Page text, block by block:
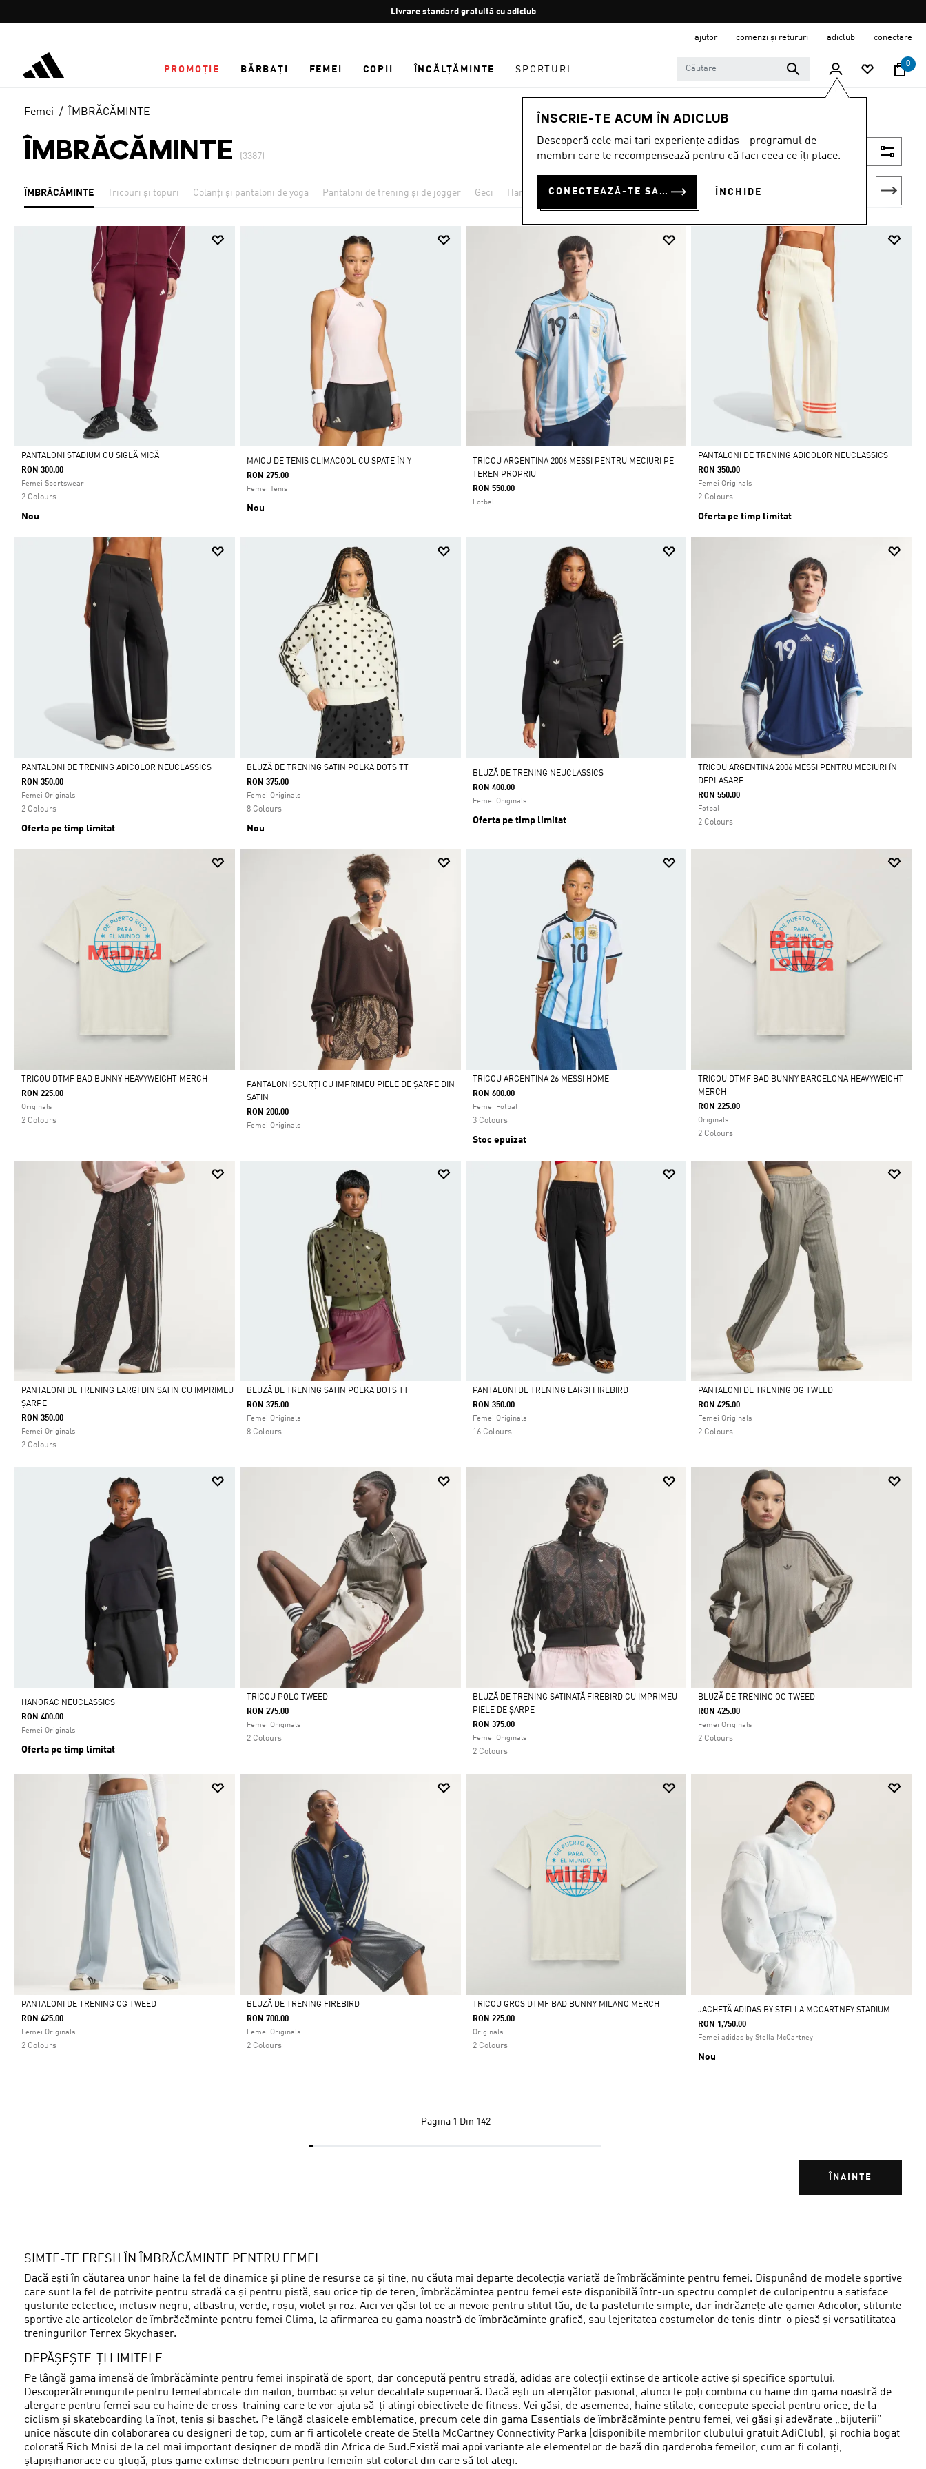
Oprește
rotația
Retur gratuit
ajutor comenzi și retururi adiclub conectare
PROMOȚIE BĂRBAȚI FEMEI COPII ÎNCĂLȚĂMINTE SPORTURI
0
ÎNSCRIE-TE ACUM ÎN ADICLUB
Descoperă cele mai tari experiențe adidas - programul de
membri care te recompensează pentru că faci ceea ce îți place.
CONECTEAZĂ-TE SAU ÎNSCRIE-TE ACUM ÎNCHIDE
Femei ÎMBRĂCĂMINTE
ÎMBRĂCĂMINTE (3387) Filtrează
ÎMBRĂCĂMINTE Tricouri și topuri Colanți și pantaloni de yoga Pantaloni de trening și de jogger Geci Hanorace Bluze sport Sutiene sport Pantaloni Treninguri Pantaloni
Da
PANTALONI STADIUM CU SIGLĂ MICĂ
RON 300.00
Femei Sportswear
2 Colours
Nou
MAIOU DE TENIS CLIMACOOL CU SPATE ÎN Y
RON 275.00
Femei Tenis
Nou
TRICOU ARGENTINA 2006 MESSI PENTRU MECIURI PE
TEREN PROPRIU
RON 550.00
Fotbal
Da
PANTALONI DE TRENING ADICOLOR NEUCLASSICS
RON 350.00
Femei Originals
2 Colours
Oferta pe timp limitat
Da
PANTALONI DE TRENING ADICOLOR NEUCLASSICS
RON 350.00
Femei Originals
2 Colours
Oferta pe timp limitat
Da
BLUZĂ DE TRENING SATIN POLKA DOTS TT
RON 375.00
Femei Originals
8 Colours
Nou
BLUZĂ DE TRENING NEUCLASSICS
RON 400.00
Femei Originals
Oferta pe timp limitat
Da
TRICOU ARGENTINA 2006 MESSI PENTRU MECIURI ÎN
DEPLASARE
RON 550.00
Fotbal
2 Colours
Da
TRICOU DTMF BAD BUNNY HEAVYWEIGHT MERCH
RON 225.00
Originals
2 Colours
PANTALONI SCURȚI CU IMPRIMEU PIELE DE ȘARPE DIN
SATIN
RON 200.00
Femei Originals
Da
TRICOU ARGENTINA 26 MESSI HOME
RON 600.00
Femei Fotbal
3 Colours
Stoc epuizat
Da
TRICOU DTMF BAD BUNNY BARCELONA HEAVYWEIGHT
MERCH
RON 225.00
Originals
2 Colours
Da
PANTALONI DE TRENING LARGI DIN SATIN CU IMPRIMEU
ȘARPE
RON 350.00
Femei Originals
2 Colours
Da
BLUZĂ DE TRENING SATIN POLKA DOTS TT
RON 375.00
Femei Originals
8 Colours
Da
PANTALONI DE TRENING LARGI FIREBIRD
RON 350.00
Femei Originals
16 Colours
Da
PANTALONI DE TRENING OG TWEED
RON 425.00
Femei Originals
2 Colours
HANORAC NEUCLASSICS
RON 400.00
Femei Originals
Oferta pe timp limitat
Da
TRICOU POLO TWEED
RON 275.00
Femei Originals
2 Colours
Da
BLUZĂ DE TRENING SATINATĂ FIREBIRD CU IMPRIMEU
PIELE DE ȘARPE
RON 375.00
Femei Originals
2 Colours
Da
BLUZĂ DE TRENING OG TWEED
RON 425.00
Femei Originals
2 Colours
Da
PANTALONI DE TRENING OG TWEED
RON 425.00
Femei Originals
2 Colours
Da
BLUZĂ DE TRENING FIREBIRD
RON 700.00
Femei Originals
2 Colours
Da
TRICOU GROS DTMF BAD BUNNY MILANO MERCH
RON 225.00
Originals
2 Colours
JACHETĂ ADIDAS BY STELLA MCCARTNEY STADIUM
RON 1,750.00
Femei adidas by Stella McCartney
Nou
Pagina 1 Din 142
ÎNAINTE
SIMTE-TE FRESH ÎN ÎMBRĂCĂMINTE PENTRU FEMEI
Dacă ești în căutarea unor haine la fel de dinamice și pline de resurse ca și tine, nu căuta mai departe decolecția variată de îmbrăcăminte pentru femei. Dispunând de modele sportive
care sunt la fel de potrivite pentru stradă ca și pentru pistă, sau orice tip de teren, îmbrăcămintea pentru femei este disponibilă într-un spectru complet de culoripentru a satisface
gusturile eclectice, inclusiv negru, albastru, verde, roșu, violet și roz. Aici vei găsi tot ce ai nevoie pentru stilul tău, de la pastelurile simple, dar îndrăznețe ale gamei Adicolor, stilurile
sportive ale articolelor de îmbrăcăminte pentru femei Clima, la afirmarea cu gama noastră de îmbrăcăminte grafică, sau lejeritatea costumelor de tenis dintr-o piesă și versatilitatea
treningurilor Terrex Skychaser.
DEPĂȘEȘTE-ȚI LIMITELE
Pe lângă gama imensă de îmbrăcăminte pentru femei inspirată de sport, dar concepută pentru stradă, adidas are colecții extinse de articole active și specifice sportului.
Descoperătreningurile pentru femeifabricate din nailon, bumbac și velur decalitate superioară. Dacă ești un alergător pasionat, atunci le poți combina cu haine din gama noastră de
alergare pentru femei sau cu haine de cross-training care te vor ajuta să-ți atingi obiectivele de fitness. Vei găsi, de asemenea, haine stilate, concepute special pentru orice, de la
ciclism și skateboarding la înot, tenis și baschet. Pe lângă clasicele emblematice, precum cele din gama Essentials de îmbrăcăminte pentru femei, vei găsi și adevărate „bijuterii”
unice născute din colaborarea cu designeri de top, cum ar fi articolele create de Stella McCartney Connectivity Parka (disponibile membrilor clubului gratuit AdiClub), și rochia bogat
colorată Rich Mnisi de la cel mai important designer de modă din Africa de Sud.Există mai apoi variante ale elementelor de bază din garderoba femeilor, cum ar fi colanți,
șlapișihanorace cu glugă, plus game extinse detricouri pentru femeiîn stil colorat din care să tot alegi.